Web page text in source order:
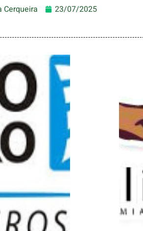
Cerqueira 23/07/2025